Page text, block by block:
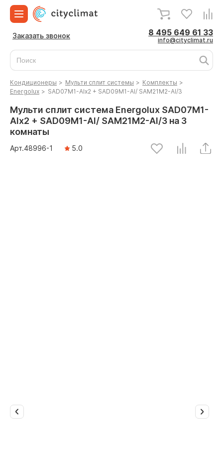
Заказать звонок 8 495 649 61 33
info@cityclimat.ru
Кондиционеры > Мульти сплит системы > Комплекты >
Energolux > SAD07M1-AIx2 + SAD09M1-AI/ SAM21M2-AI/3
Мульти сплит система Energolux SAD07M1-
AIx2 + SAD09M1-AI/ SAM21M2-AI/3 на 3
комнаты
Арт.48996-1 5.0